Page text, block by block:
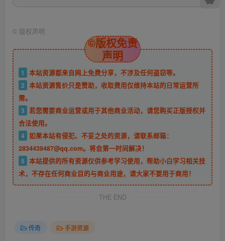
© 版权声明
©版权免责
声明
1
本站资源都来自网上免费分享，不涉及任何盗窃等。
2 本站资源售价只是赞助，收取费用仅维持本站的日常运营所
需。
3 若您需要商业运营或用于其他商业活动，请您购买正版授权并
合法使用。
4 如果本站有侵犯、不妥之处的资源，请联系邮箱：
2834439487@qq.com。将会第一时间解决！
5 本站提供的所有资源仅供参考学习使用，帮助小白学习相关技
术，不存在任何商业目的与商业用途，请大家不要用于商用！
THE END
传奇 手游资源